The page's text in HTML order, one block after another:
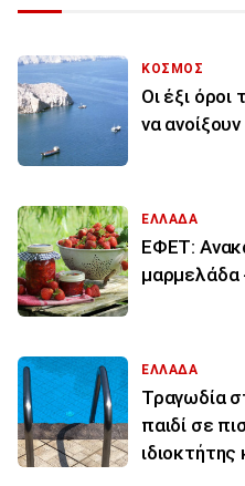
ΚΟΣΜΟΣ
Οι έξι όροι
να
ΕΛΛΑΔΑ
ΕΦΕΤ:
μαρμελάδα
ΕΛΛΑΔΑ
Τραγωδία
παιδί σε
ιδιοκτήτης